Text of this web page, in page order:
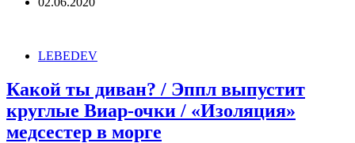
LEBEDEV
Какой ты диван? / Эппл выпустит
круглые Виар-очки / «Изоляция»
медсестер в морге